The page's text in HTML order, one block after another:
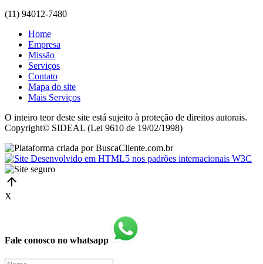
(11) 94012-7480
Home
Empresa
Missão
Serviços
Contato
Mapa do site
Mais Serviços
O inteiro teor deste site está sujeito à proteção de direitos autorais.
Copyright© SIDEAL (Lei 9610 de 19/02/1998)
X
Fale conosco no whatsapp